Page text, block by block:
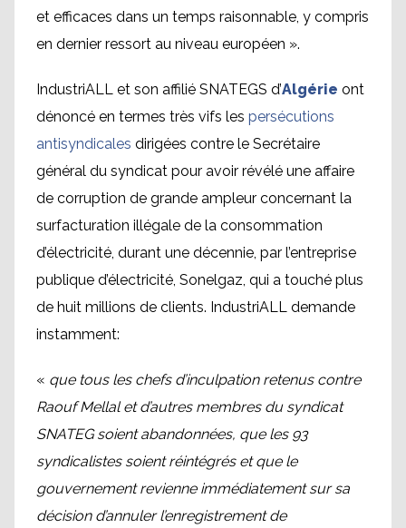
et efficaces dans un temps raisonnable, y compris
en dernier ressort au niveau européen ».
IndustriALL et son affilié SNATEGS d’Algérie ont
dénoncé en termes très vifs les persécutions
antisyndicales dirigées contre le Secrétaire
général du syndicat pour avoir révélé une affaire
de corruption de grande ampleur concernant la
surfacturation illégale de la consommation
d’électricité, durant une décennie, par l’entreprise
publique d’électricité, Sonelgaz, qui a touché plus
de huit millions de clients. IndustriALL demande
instamment:
« que tous les chefs d’inculpation retenus contre
Raouf Mellal et d’autres membres du syndicat
SNATEG soient abandonnées, que les 93
syndicalistes soient réintégrés et que le
gouvernement revienne immédiatement sur sa
décision d’annuler l’enregistrement de